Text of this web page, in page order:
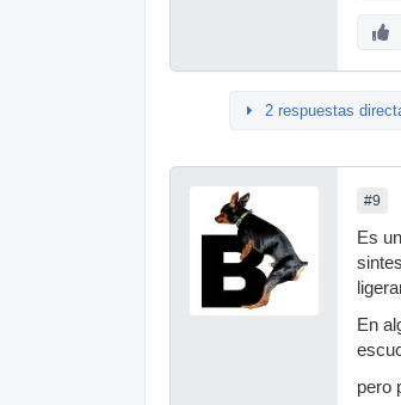
2 respuestas
#9
Es
En
pero